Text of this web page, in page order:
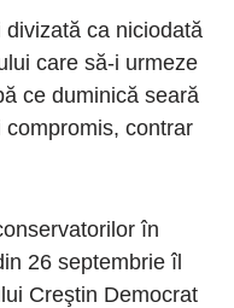
ca niciodată
care să-i urmeze
ce duminică seară
contrar
în
26 septembrie îl
Creştin Democrat